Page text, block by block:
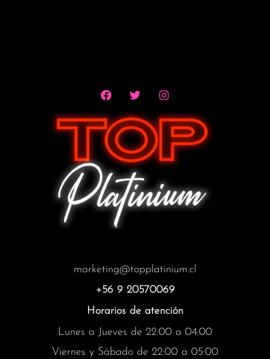
marketing@topplatinium.cl
+56 9 20570069
Horarios de atención
Lunes a Jueves de 22:00 a 04:00
Viernes y Sábado de 22:00 a 05:00